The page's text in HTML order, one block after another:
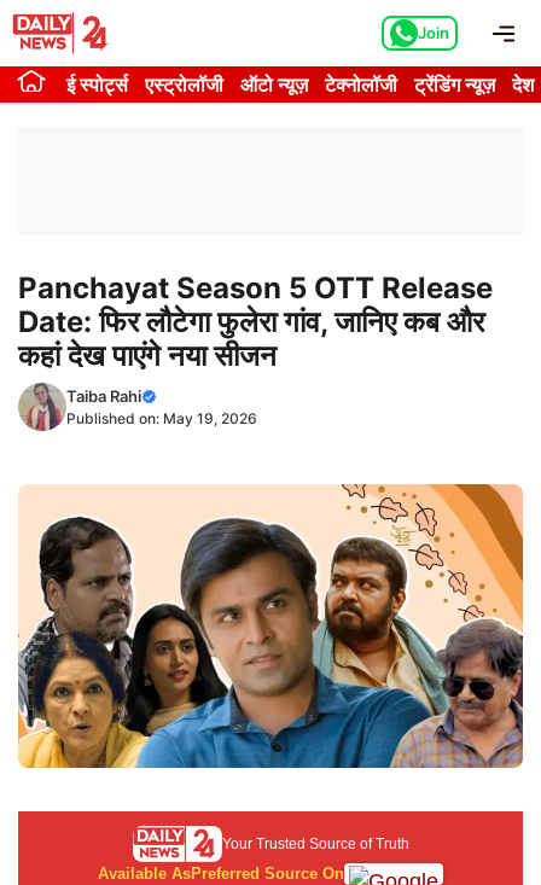
Skip
content
Join
ई स्पोर्ट्स एस्ट्रोलॉजी ऑटो न्यूज़ टेक्नोलॉजी ट्रेंडिंग न्यूज़ देश
Panchayat Season 5 OTT Release
Date: फिर लौटेगा फुलेरा गांव, जानिए कब और
कहां देख पाएंगे नया सीजन
Taiba Rahi
Published on: May 19, 2026
Your Trusted Source of Truth
Available AsPreferred Source On